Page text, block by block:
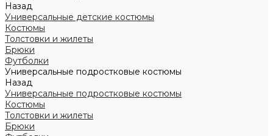
Назад
Универсальные детские костюмы
Костюмы
Толстовки и жилеты
Брюки
Футболки
Универсальные подростковые костюмы
Назад
Универсальные подростковые костюмы
Костюмы
Толстовки и жилеты
Брюки